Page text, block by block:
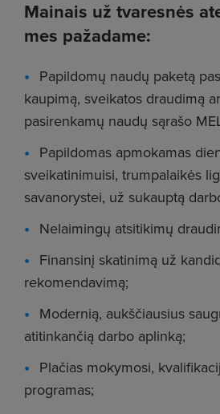
Mainais už tvaresnės
mes pažadame:
Papildomų naudų paketą
kaupimą, sveikatos draudimą
pasirenkamų naudų sąrašo
Papildomas apmokamas
sveikatinimuisi, trumpalaikės
savanorystei, už sukauptą
Nelaimingų atsitikimų
Finansinį skatinimą už
rekomendavimą;
Modernią, aukščiausius
atitinkančią darbo aplinką;
Plačias mokymosi,
programas;